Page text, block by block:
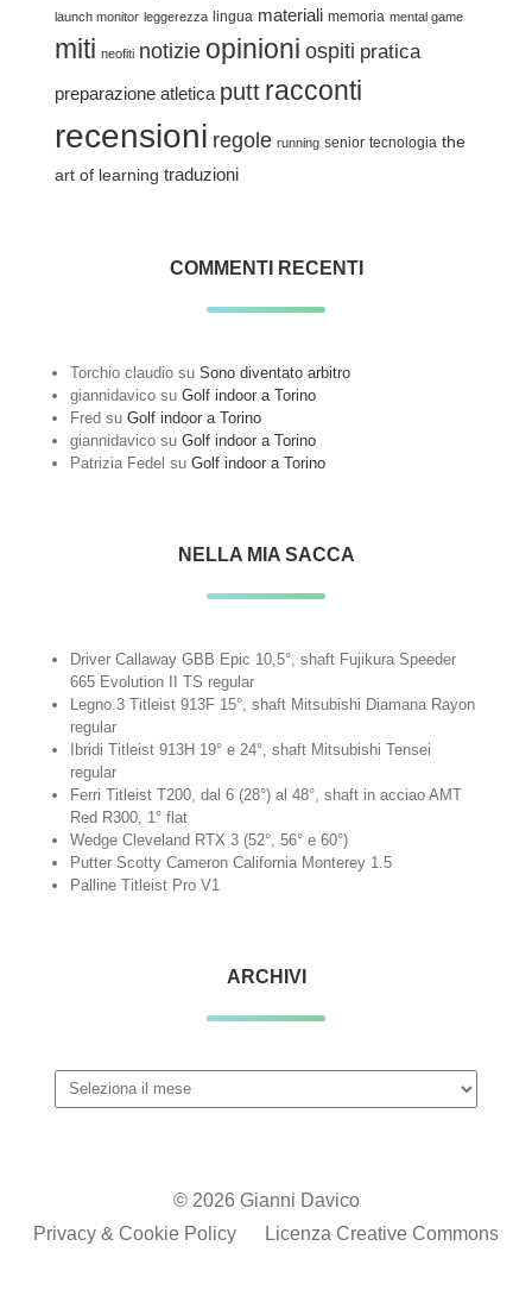
launch monitor leggerezza lingua materiali memoria mental game
miti neofiti notizie opinioni ospiti pratica
preparazione atletica putt racconti
recensioni regole running senior tecnologia the
art of learning traduzioni
COMMENTI RECENTI
Torchio claudio suSono diventato arbitro
giannidavico suGolf indoor a Torino
Fred suGolf indoor a Torino
giannidavico suGolf indoor a Torino
Patrizia Fedel suGolf indoor a Torino
NELLA MIA SACCA
Driver Callaway GBB Epic 10,5°, shaft Fujikura Speeder
665 Evolution II TS regular
Legno 3 Titleist 913F 15°, shaft Mitsubishi Diamana Rayon
regular
Ibridi Titleist 913H 19° e 24°, shaft Mitsubishi Tensei
regular
Ferri Titleist T200, dal 6 (28°) al 48°, shaft in acciao AMT
Red R300, 1° flat
Wedge Cleveland RTX 3 (52°, 56° e 60°)
Putter Scotty Cameron California Monterey 1.5
Palline Titleist Pro V1
ARCHIVI
Archivi
© 2026 Gianni Davico
Privacy & Cookie Policy
Licenza Creative Commons